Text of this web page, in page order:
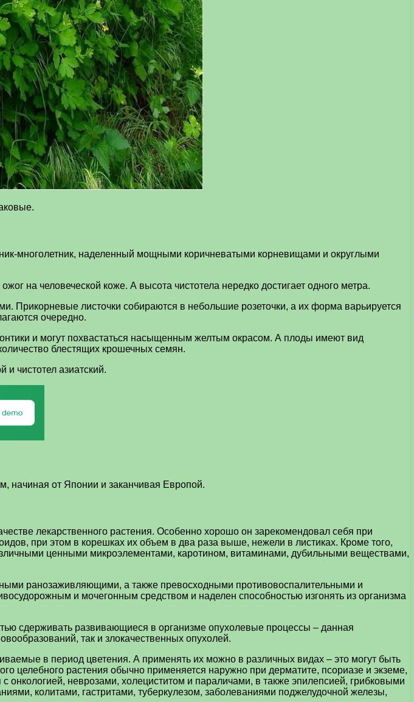
многолетник, наделенный мощными коричневатыми корневищами и округлыми
на человеческой коже. А высота чистотела нередко достигает одного метра.
Прикорневые листочки собираются в небольшие розеточки, а их форма варьируется
очередно.
и могут похвастаться насыщенным желтым окрасом. А плоды имеют вид
блестящих крошечных семян.
чистотел азиатский.
начиная от Японии и заканчивая Европой.
лекарственного растения. Особенно хорошо он зарекомендовал себя при
при этом в корешках их объем в два раза выше, нежели в листиках. Кроме того,
ценными микроэлементами, каротином, витаминами, дубильными веществами,
ранозаживляющими, а также превосходными противовоспалительными и
и мочегонным средством и наделен способностью изгонять из организма
сдерживать развивающиеся в организме опухолевые процессы – данная
так и злокачественных опухолей.
в период цветения. А применять их можно в различных видах – это могут быть
целебного растения обычно применяется наружно при дерматите, псориазе и экземе,
онкологией, неврозами, холециститом и параличами, в также эпилепсией, грибковыми
колитами, гастритами, туберкулезом, заболеваниями поджелудочной железы,